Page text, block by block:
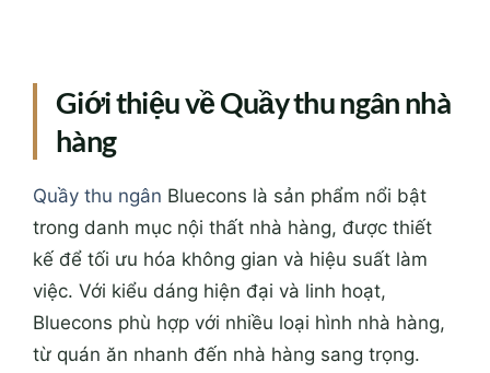
Giới thiệu về Quầy thu ngân nhà
hàng
Quầy thu ngân Bluecons là sản phẩm nổi bật
trong danh mục nội thất nhà hàng, được thiết
kế để tối ưu hóa không gian và hiệu suất làm
việc. Với kiểu dáng hiện đại và linh hoạt,
Bluecons phù hợp với nhiều loại hình nhà hàng,
từ quán ăn nhanh đến nhà hàng sang trọng.